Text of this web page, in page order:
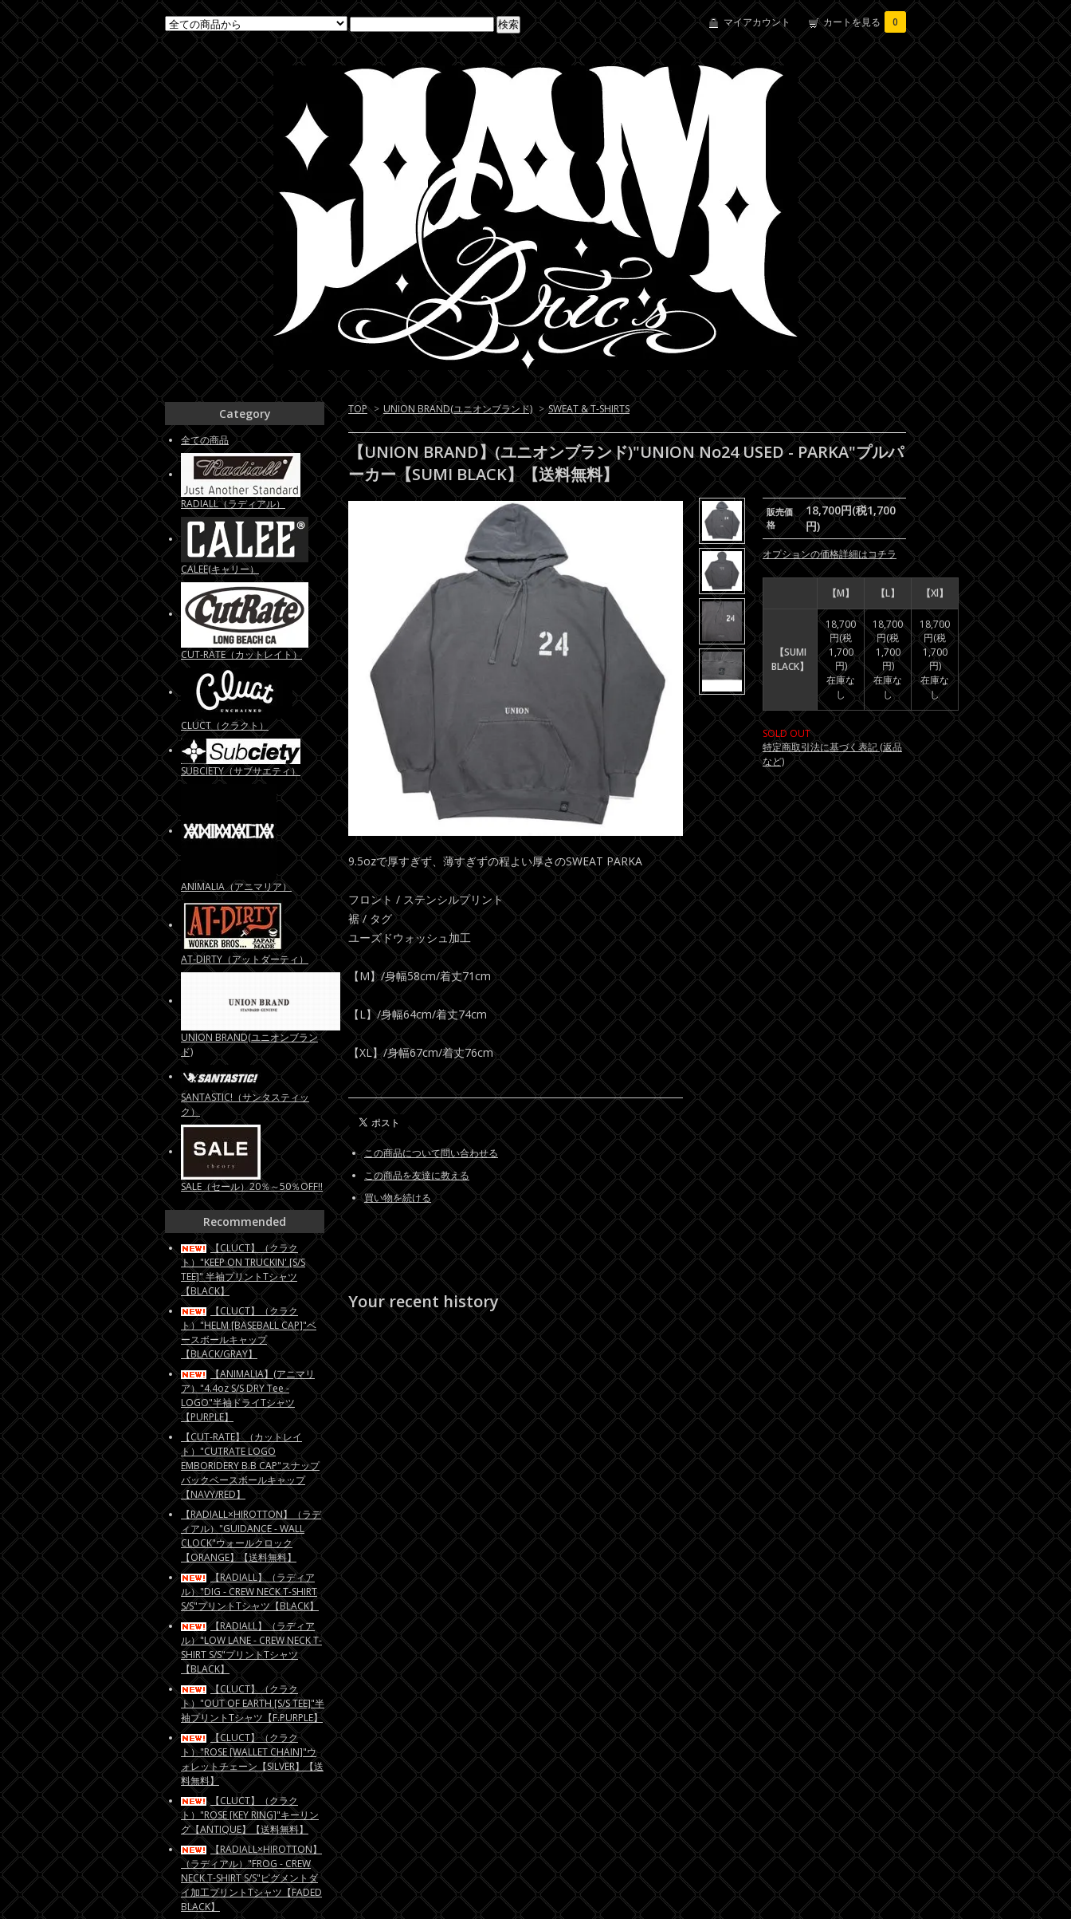
マイアカウント カートを見る 0
TOP > UNION BRAND(ユニオンブランド) > SWEAT & T-SHIRTS
【UNION BRAND】(ユニオンブランド)"UNION No24 USED - PARKA"プルパ
ーカー【SUMI BLACK】【送料無料】
販売価
格
18,700円(税1,700
円)
オプションの価格詳細はコチラ
【M】 【L】 【Xl】
【SUMI
BLACK】
18,700
円(税
1,700
円)
在庫な
し
18,700
円(税
1,700
円)
在庫な
し
18,700
円(税
1,700
円)
在庫な
し
SOLD OUT
特定商取引法に基づく表記 (返品
など)
9.5ozで厚すぎず、薄すぎずの程よい厚さのSWEAT PARKA
フロント / ステンシルプリント
裾 / タグ
ユーズドウォッシュ加工
【M】/身幅58cm/着丈71cm
【L】/身幅64cm/着丈74cm
【XL】/身幅67cm/着丈76cm
この商品について問い合わせる
この商品を友達に教える
買い物を続ける
Your recent history
Category
全ての商品
RADIALL（ラディアル）
CALEE(キャリー）
CUT-RATE（カットレイト）
CLUCT（クラクト）
SUBCIETY（サブサエティ）
ANIMALIA（アニマリア）
AT-DIRTY（アットダーティ）
UNION BRAND(ユニオンブラン
ド)
SANTASTIC!（サンタスティッ
ク）
SALE（セール）20％～50％OFF!!
Recommended
【CLUCT】（クラク
ト）"KEEP ON TRUCKIN' [S/S
TEE]" 半袖プリントTシャツ
【BLACK】
【CLUCT】（クラク
ト）"HELM [BASEBALL CAP]"ベ
ースボールキャップ
【BLACK/GRAY】
【ANIMALIA】(アニマリ
ア）"4.4oz S/S DRY Tee -
LOGO"半袖ドライTシャツ
【PURPLE】
【CUT-RATE】（カットレイ
ト）"CUTRATE LOGO
EMBORIDERY B.B CAP"スナップ
バックベースボールキャップ
【NAVY/RED】
【RADIALL×HIROTTON】（ラデ
ィアル）"GUIDANCE - WALL
CLOCK"ウォールクロック
【ORANGE】【送料無料】
【RADIALL】（ラディア
ル）"DIG - CREW NECK T-SHIRT
S/S"プリントTシャツ【BLACK】
【RADIALL】（ラディア
ル）"LOW LANE - CREW NECK T-
SHIRT S/S"プリントTシャツ
【BLACK】
【CLUCT】（クラク
ト）"OUT OF EARTH [S/S TEE]"半
袖プリントTシャツ【F.PURPLE】
【CLUCT】（クラク
ト）"ROSE [WALLET CHAIN]"ウ
ォレットチェーン【SILVER】【送
料無料】
【CLUCT】（クラク
ト）"ROSE [KEY RING]"キーリン
グ【ANTIQUE】【送料無料】
【RADIALL×HIROTTON】
（ラディアル）"FROG - CREW
NECK T-SHIRT S/S"ピグメントダ
イ加工プリントTシャツ【FADED
BLACK】